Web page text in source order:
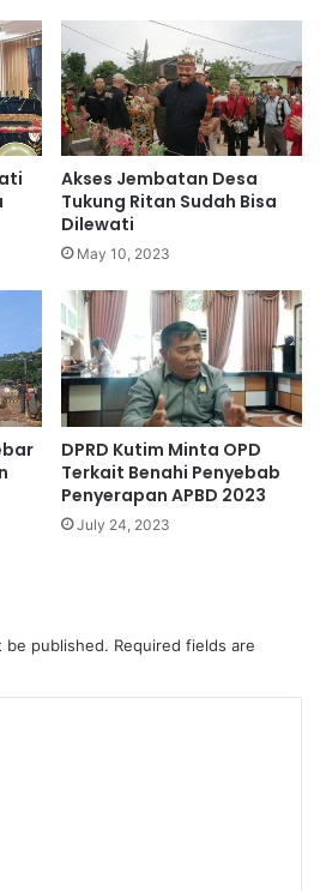
Akses Jembatan Desa
Tukung Ritan Sudah Bisa
Dilewati
May 10, 2023
DPRD Kutim Minta OPD
Terkait Benahi Penyebab
Penyerapan APBD 2023
July 24, 2023
be published. Required fields are